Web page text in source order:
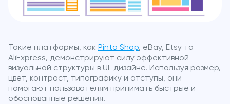
Такие платформы, как Pinta Shop, eBay, Etsy та
AliExpress, демонстрируют силу эффективной
визуальной структуры в UI-дизайне. Используя размер,
цвет, контраст, типографику и отступы, они
помогают пользователям принимать быстрые и
обоснованные решения.